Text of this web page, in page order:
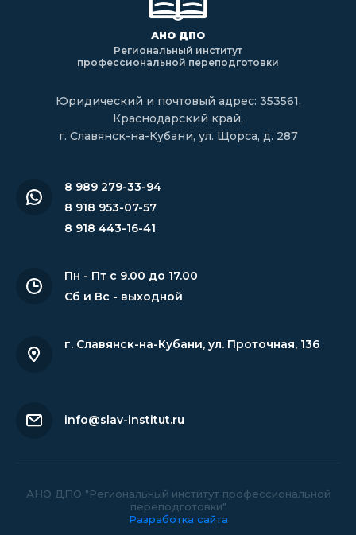
АНО ДПО
Региональный институт
профессиональной переподготовки
Юридический и почтовый адрес: 353561,
Краснодарский край,
г. Славянск-на-Кубани, ул. Щорса, д. 287
8 989 279-33-94
8 918 953-07-57
8 918 443-16-41
Пн - Пт с 9.00 до 17.00
Сб и Вс - выходной
г. Славянск-на-Кубани, ул. Проточная, 136
info@slav-institut.ru
АНО ДПО "Региональный институт профессиональной
переподготовки"
Разработка сайта